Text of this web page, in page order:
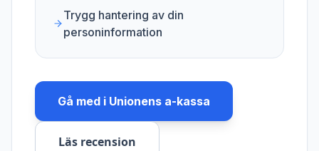
Trygg hantering av din
personinformation
Gå med i Unionens a-kassa
Läs recension